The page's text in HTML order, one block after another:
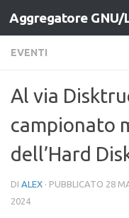
Salta al contenuto
Aggregatore GNU/
EVENTI
Al via
campionato
dell’Hard
DI ALEX · PUBBLICATO 28
2024